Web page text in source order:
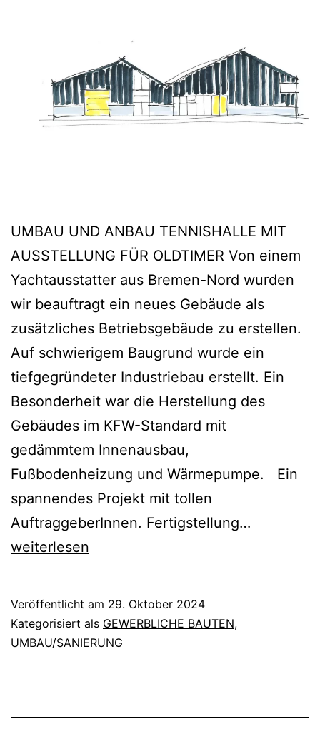
UMBAU UND ANBAU TENNISHALLE MIT
AUSSTELLUNG FÜR OLDTIMER Von einem
Yachtausstatter aus Bremen-Nord wurden
wir beauftragt ein neues Gebäude als
zusätzliches Betriebsgebäude zu erstellen.
Auf schwierigem Baugrund wurde ein
tiefgegründeter Industriebau erstellt. Ein
Besonderheit war die Herstellung des
Gebäudes im KFW-Standard mit
gedämmtem Innenausbau,
Fußbodenheizung und Wärmepumpe. Ein
spannendes Projekt mit tollen
AuftraggeberInnen. Fertigstellung…
weiterlesen
Veröffentlicht am 29. Oktober 2024
Kategorisiert als GEWERBLICHE BAUTEN,
UMBAU/SANIERUNG